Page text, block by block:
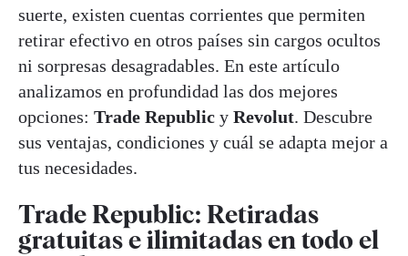
suerte, existen cuentas corrientes que permiten
retirar efectivo en otros países sin cargos ocultos
ni sorpresas desagradables. En este artículo
analizamos en profundidad las dos mejores
opciones: Trade Republic y Revolut. Descubre
sus ventajas, condiciones y cuál se adapta mejor a
tus necesidades.
Trade Republic: Retiradas
gratuitas e ilimitadas en todo el